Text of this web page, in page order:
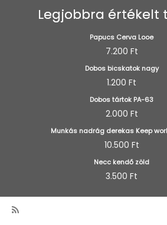
Legjobbra értékelt
Papucs Cerva Looe
7.200 Ft
Dobos bicskatok nagy
1.200 Ft
Dobos tártok PA-63
2.000 Ft
Munkás nadrág derekas Keep
10.500 Ft
Necc kendő zöld
3.500 Ft